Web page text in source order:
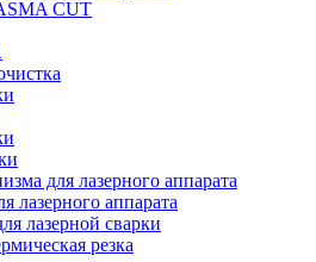
CUT
для лазерного аппарата
лазерного аппарата
лазерной сварки
резка